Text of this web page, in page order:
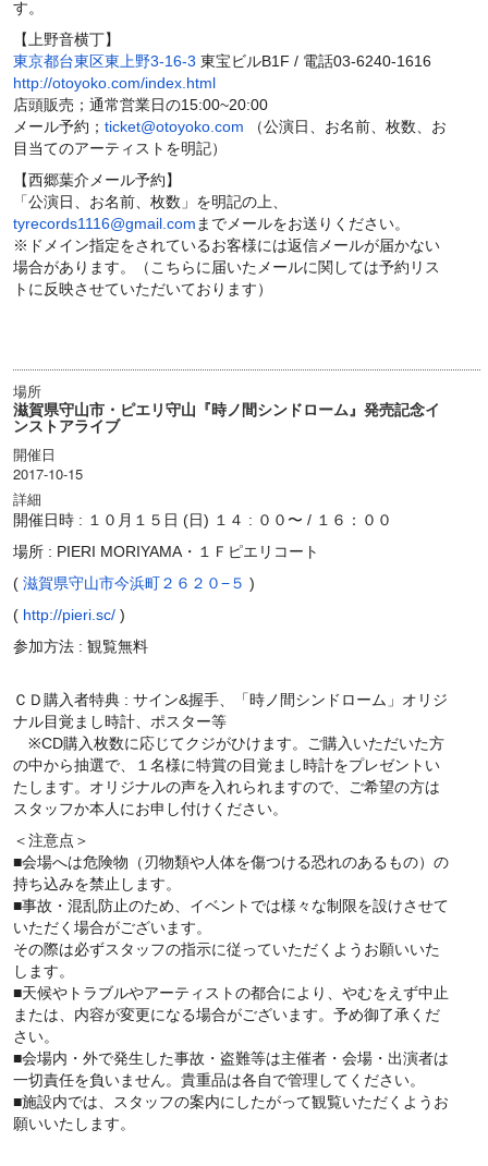
す。
【上野音横丁】
東京都台東区東上野3-16-3 東宝ビルB1F / 電話03-6240-1616
http://otoyoko.com/index.html
店頭販売；通常営業日の15:00~20:00
メール予約； ticket@otoyoko.com （公演日、お名前、枚数、お
目当てのアーティストを明記）
【西郷葉介メール予約】
「公演日、お名前、枚数」を明記の上、
tyrecords1116@gmail.com までメールをお送りください。
※ドメイン指定をされているお客様には返信メールが届かない
場合があります。（こちらに届いたメールに関しては予約リス
トに反映させていただいております）
場所
滋賀県守山市・ピエリ守山『時ノ間シンドローム』発売記念イ
ンストアライブ
開催日
2017-10-15
詳細
開催日時 : １０月１５日 (日) １４ : ００〜 / １６：００
場所 : PIERI MORIYAMA・１Ｆピエリコート
( 滋賀県守山市今浜町２６２０−５ )
( http://pieri.sc/ )
参加方法 : 観覧無料
ＣＤ購入者特典 : サイン&握手、「時ノ間シンドローム」オリジ
ナル目覚まし時計、ポスター等
※CD購入枚数に応じてクジがひけます。ご購入いただいた方
の中から抽選で、１名様に特賞の目覚まし時計をプレゼントい
たします。オリジナルの声を入れられますので、ご希望の方は
スタッフか本人にお申し付けください。
＜注意点＞
■会場へは危険物（刃物類や人体を傷つける恐れのあるもの）の
持ち込みを禁止します。
■事故・混乱防止のため、イベントでは様々な制限を設けさせて
いただく場合がございます。
その際は必ずスタッフの指示に従っていただくようお願いいた
します。
■天候やトラブルやアーティストの都合により、やむをえず中止
または、内容が変更になる場合がございます。予め御了承くだ
さい。
■会場内・外で発生した事故・盗難等は主催者・会場・出演者は
一切責任を負いません。貴重品は各自で管理してください。
■施設内では、スタッフの案内にしたがって観覧いただくようお
願いいたします。